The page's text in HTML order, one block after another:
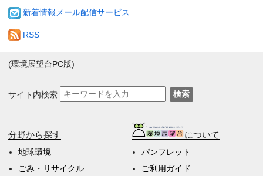
新着情報メール配信サービス
RSS
(環境展望台PC版)
サイト内検索 検索
分野から探す
地球環境
ごみ・リサイクル
について
パンフレット
ご利用ガイド